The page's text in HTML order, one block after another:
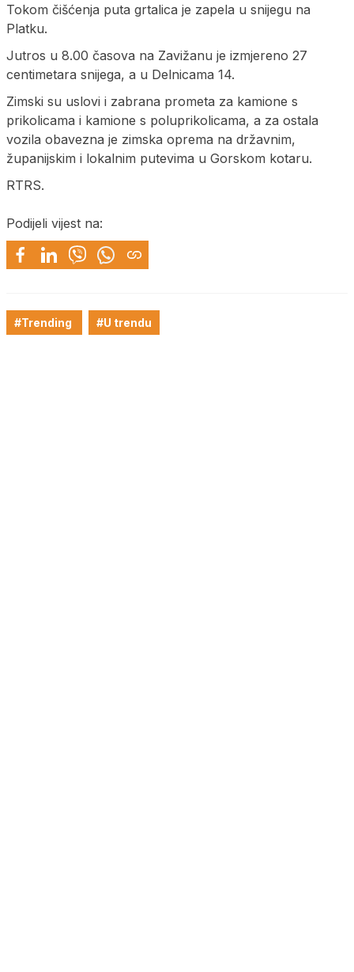
Tokom čišćenja puta grtalica je zapela u snijegu na
Platku.
Јutros u 8.00 časova na Zavižanu je izmjereno 27
centimetara snijega, a u Delnicama 14.
Zimski su uslovi i zabrana prometa za kamione s
prikolicama i kamione s poluprikolicama, a za ostala
vozila obavezna je zimska oprema na državnim,
županijskim i lokalnim putevima u Gorskom kotaru.
RTRS.
Podijeli vijest na:
#Trending #U trendu